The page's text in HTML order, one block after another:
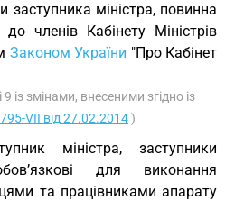
заступника міністра, повинна
членів Кабінету Міністрів
Законом України "Про Кабінет
із змінами, внесеними згідно із
VII від 27.02.2014)
міністра, заступники
для виконання
та працівниками апарату